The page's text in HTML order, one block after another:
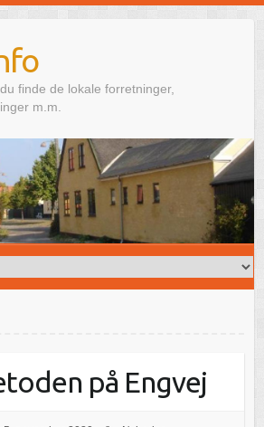
finde de lokale forretninger,
m.m.
på Engvej